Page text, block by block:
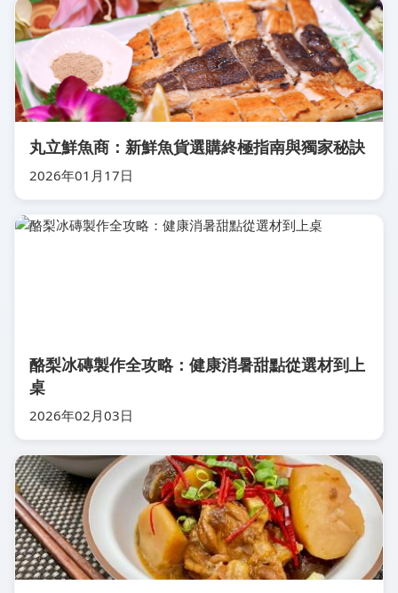
丸立鮮魚商：新鮮魚貨選購終極指南與獨家秘訣
2026年01月17日
酪梨冰磚製作全攻略：健康消暑甜點從選材到上
桌
2026年02月03日